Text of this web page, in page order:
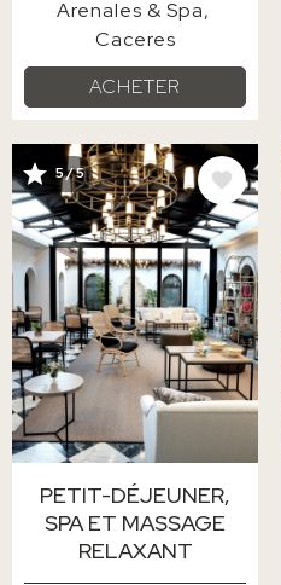
Arenales & Spa
Caceres
ACHETER
IMAGE
5 / 5
PETIT-DÉJEUNER,
SPA ET MASSAGE
RELAXANT